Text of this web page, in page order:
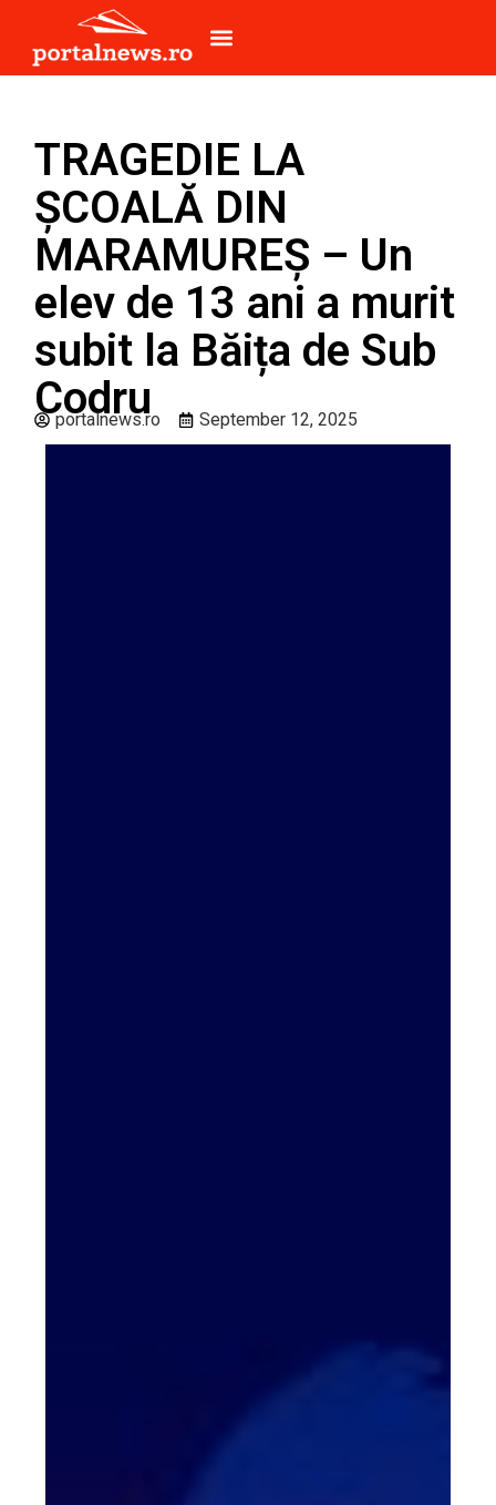
TRAGEDIE LA
ȘCOALĂ DIN
MARAMUREȘ – Un
elev de 13 ani a murit
subit la Băița de Sub
Codru
portalnews.ro September 12, 2025